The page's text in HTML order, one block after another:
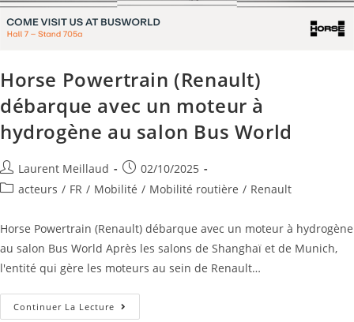
Horse Powertrain (Renault)
débarque avec un moteur à
hydrogène au salon Bus World
Laurent Meillaud
02/10/2025
acteurs / FR / Mobilité / Mobilité routière / Renault
Horse Powertrain (Renault) débarque avec un moteur à hydrogène
au salon Bus World Après les salons de Shanghaï et de Munich,
l'entité qui gère les moteurs au sein de Renault…
Continuer La Lecture